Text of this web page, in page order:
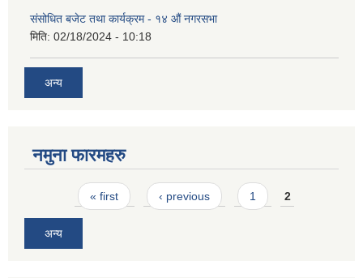
संसोधित बजेट तथा कार्यक्रम - १४ औं नगरसभा
मिति: 02/18/2024 - 10:18
अन्य
नमुना फारमहरु
Pages« first ‹ previous 1 2
अन्य